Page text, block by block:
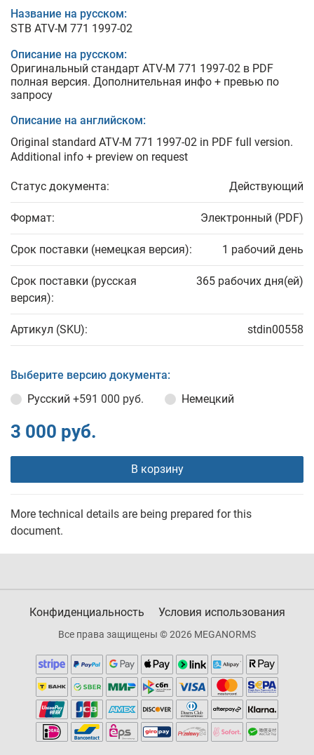
Название на русском:
STB ATV-M 771 1997-02
Описание на русском:
Оригинальный стандарт ATV-M 771 1997-02 в PDF
полная версия. Дополнительная инфо + превью по
запросу
Описание на английском:
Original standard ATV-M 771 1997-02 in PDF full version.
Additional info + preview on request
Статус документа: Действующий
Формат: Электронный (PDF)
Срок поставки (немецкая версия): 1 рабочий день
Срок поставки (русская
версия):
365 рабочих дня(ей)
Артикул (SKU): stdin00558
Выберите версию документа:
Русский +591 000 руб. Немецкий
3 000 руб.
В корзину
More technical details are being prepared for this
document.
Конфиденциальность Условия использования
Все права защищены © 2026 MEGANORMS